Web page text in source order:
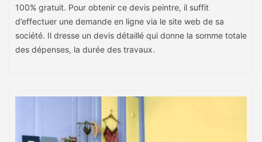
100% gratuit. Pour obtenir ce devis peintre, il suffit
d’effectuer une demande en ligne via le site web de sa
société. Il dresse un devis détaillé qui donne la somme totale
des dépenses, la durée des travaux.